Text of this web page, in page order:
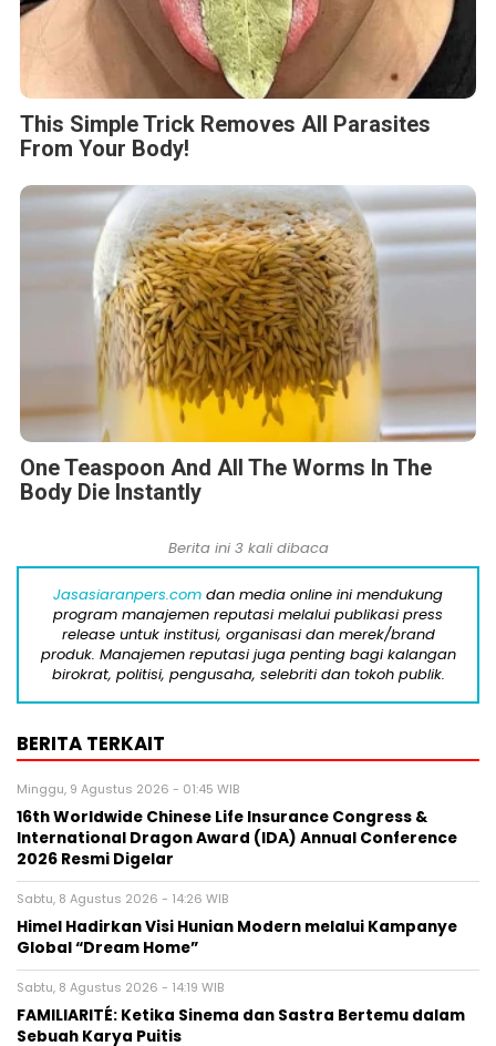
This Simple Trick Removes All Parasites
From Your Body!
One Teaspoon And All The Worms In The
Body Die Instantly
Berita ini 3 kali dibaca
Jasasiaranpers.com dan media online ini mendukung
program manajemen reputasi melalui publikasi press
release untuk institusi, organisasi dan merek/brand
produk. Manajemen reputasi juga penting bagi kalangan
birokrat, politisi, pengusaha, selebriti dan tokoh publik.
BERITA TERKAIT
Minggu, 9 Agustus 2026 - 01:45 WIB
16th Worldwide Chinese Life Insurance Congress &
International Dragon Award (IDA) Annual Conference
2026 Resmi Digelar
Sabtu, 8 Agustus 2026 - 14:26 WIB
Himel Hadirkan Visi Hunian Modern melalui Kampanye
Global “Dream Home”
Sabtu, 8 Agustus 2026 - 14:19 WIB
FAMILIARITÉ: Ketika Sinema dan Sastra Bertemu dalam
Sebuah Karya Puitis